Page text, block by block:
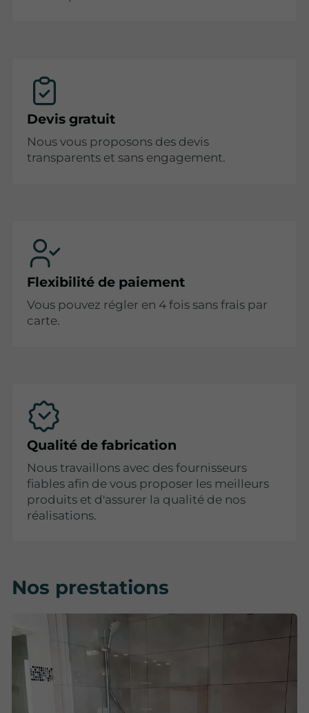
Devis gratuit
Nous vous proposons des devis
transparents et sans engagement.
Flexibilité de paiement
Vous pouvez régler en 4 fois sans frais par
carte.
Qualité de fabrication
Nous travaillons avec des fournisseurs
fiables afin de vous proposer les meilleurs
produits et d'assurer la qualité de nos
réalisations.
Nos prestations